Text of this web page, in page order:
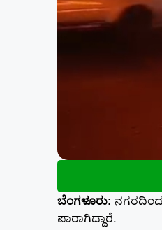
ಬೆಂಗಳೂರು: ನಗರದಿಂದ
ಪಾರಾಗಿದ್ದಾರೆ.